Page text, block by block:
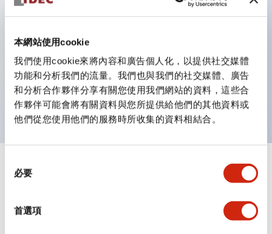
本網站使用cookie
我們使用cookie來將內容和廣告個人化，以提供社交媒體
功能和分析我們的流量。我們也與我們的社交媒體、廣告
和分析合作夥伴分享有關您使用我們網站的資料，這些合
作夥伴可能會將有關資料與您所提供給他們的其他資料或
他們從您使用他們的服務時所收集的資料相結合。
必要
首選項
不需要端子蓋。（不包括指示燈的直連類型）
一顆LED燈泡（LSRD燈泡）可實現六種顏色的功能。過
去每種顏色分開的LED燈泡，現在可用一顆單色LED燈
泡表現各種顏色。
UL、CSA、TÜV、CCC認證品。（部分機種除外）
規格 顯示全部 +